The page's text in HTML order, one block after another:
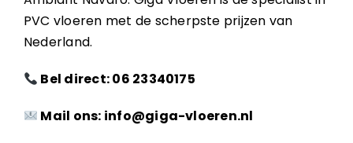
PVC vloeren met de scherpste prijzen van
Nederland.
Bel direct: 06 23340175
Mail ons: info@giga-vloeren.nl